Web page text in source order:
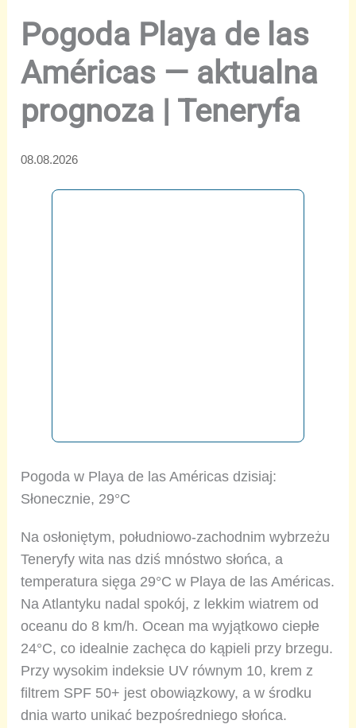
Pogoda Playa de las
Américas — aktualna
prognoza | Teneryfa
08.08.2026
Pogoda w Playa de las Américas dzisiaj:
Słonecznie, 29°C
Na osłoniętym, południowo-zachodnim wybrzeżu
Teneryfy wita nas dziś mnóstwo słońca, a
temperatura sięga 29°C w Playa de las Américas.
Na Atlantyku nadal spokój, z lekkim wiatrem od
oceanu do 8 km/h. Ocean ma wyjątkowo ciepłe
24°C, co idealnie zachęca do kąpieli przy brzegu.
Przy wysokim indeksie UV równym 10, krem z
filtrem SPF 50+ jest obowiązkowy, a w środku
dnia warto unikać bezpośredniego słońca.